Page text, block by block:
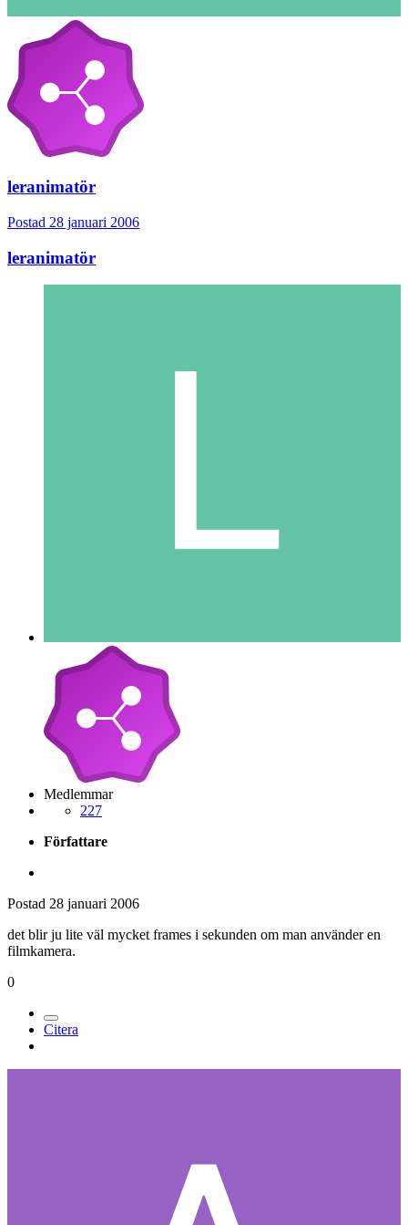
leranimatör
Postad 28 januari 2006
leranimatör
Medlemmar
227
Författare
Postad 28 januari 2006
det blir ju lite väl mycket frames i sekunden om man använder en
filmkamera.
0
Citera